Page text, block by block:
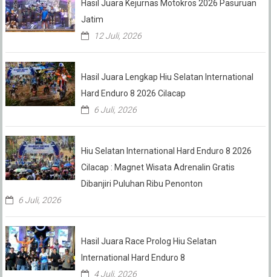
Hasil Juara Kejurnas Motokros 2026 Pasuruan
Jatim
12 Juli, 2026
Hasil Juara Lengkap Hiu Selatan International
Hard Enduro 8 2026 Cilacap
6 Juli, 2026
Hiu Selatan International Hard Enduro 8 2026
Cilacap : Magnet Wisata Adrenalin Gratis
Dibanjiri Puluhan Ribu Penonton
6 Juli, 2026
Hasil Juara Race Prolog Hiu Selatan
International Hard Enduro 8
4 Juli, 2026